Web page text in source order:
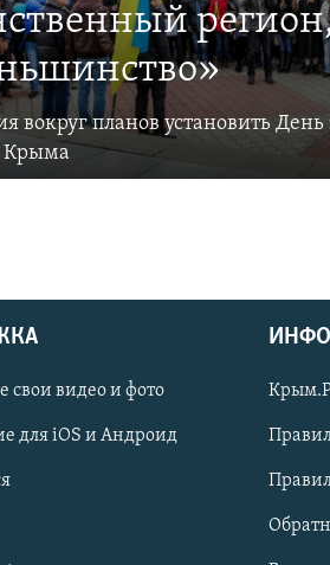
вокруг планов установить
свои видео и фото
для iOS и Андроид
ИНФО